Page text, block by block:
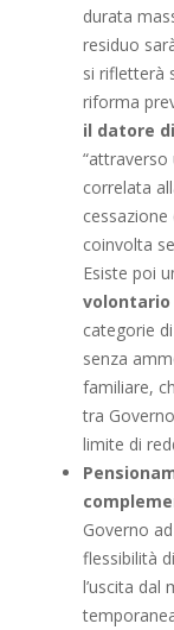
durata
residuo
si rifletterà
riforma
il datore
“attraverso
correlata
cessazione
coinvolta
Esiste poi
categorie
senza
familiare,
tra
limite di
Governo
flessibilità
l’uscita dal